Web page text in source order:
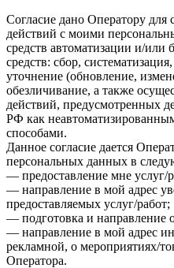
Согласие дано Оператору
действий с моими
средств автоматизации и/или
средств: сбор,
уточнение (обновление,
обезличивание, а также
действий, предусмотренных
РФ как
способами.
Данное согласие дается
персональных данных в
— предоставление мне услуг/
— направление в мой адрес
предоставляемых услуг/работ;
— подготовка и направление
— направление в мой адрес
рекламной, о мероприятиях/
Оператора.